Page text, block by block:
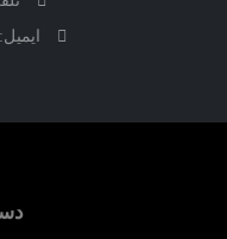
ایمیل: